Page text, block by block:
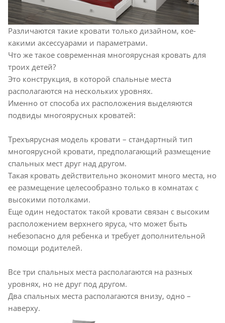
Различаются такие кровати только дизайном, кое-
какими аксессуарами и параметрами.
Что же такое современная многоярусная кровать для
троих детей?
Это конструкция, в которой спальные места
располагаются на нескольких уровнях.
Именно от способа их расположения выделяются
подвиды многоярусных кроватей:
Трехъярусная модель кровати – стандартный тип
многоярусной кровати, предполагающий размещение
спальных мест друг над другом.
Такая кровать действительно экономит много места, но
ее размещение целесообразно только в комнатах с
высокими потолками.
Еще один недостаток такой кровати связан с высоким
расположением верхнего яруса, что может быть
небезопасно для ребенка и требует дополнительной
помощи родителей.
Все три спальных места располагаются на разных
уровнях, но не друг под другом.
Два спальных места располагаются внизу, одно –
наверху.